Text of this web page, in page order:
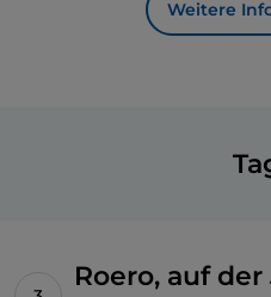
Weitere
Roero, auf